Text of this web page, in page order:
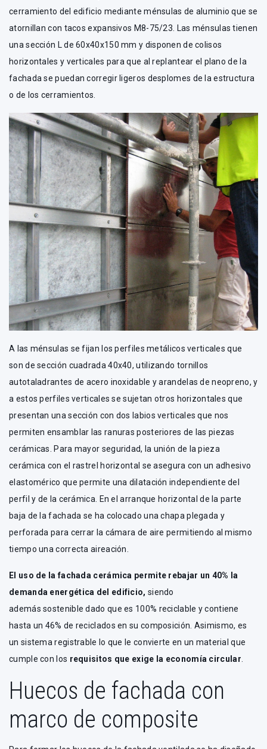
cerramiento del edificio mediante ménsulas de aluminio que se
atornillan con tacos expansivos M8-75/23. Las ménsulas tienen
una sección L de 60x40x150 mm y disponen de colisos
horizontales y verticales para que al replantear el plano de la
fachada se puedan corregir ligeros desplomes de la estructura
o de los cerramientos.
A las ménsulas se fijan los perfiles metálicos verticales que
son de sección cuadrada 40x40, utilizando tornillos
autotaladrantes de acero inoxidable y arandelas de neopreno, y
a estos perfiles verticales se sujetan otros horizontales que
presentan una sección con dos labios verticales que nos
permiten ensamblar las ranuras posteriores de las piezas
cerámicas. Para mayor seguridad, la unión de la pieza
cerámica con el rastrel horizontal se asegura con un adhesivo
elastomérico que permite una dilatación independiente del
perfil y de la cerámica. En el arranque horizontal de la parte
baja de la fachada se ha colocado una chapa plegada y
perforada para cerrar la cámara de aire permitiendo al mismo
tiempo una correcta aireación.
El uso de la fachada cerámica permite rebajar un 40% la
demanda energética del edificio, siendo
además sostenible dado que es 100% reciclable y contiene
hasta un 46% de reciclados en su composición. Asimismo, es
un sistema registrable lo que le convierte en un material que
cumple con los requisitos que exige la economía circular
Huecos de fachada con
marco de composite